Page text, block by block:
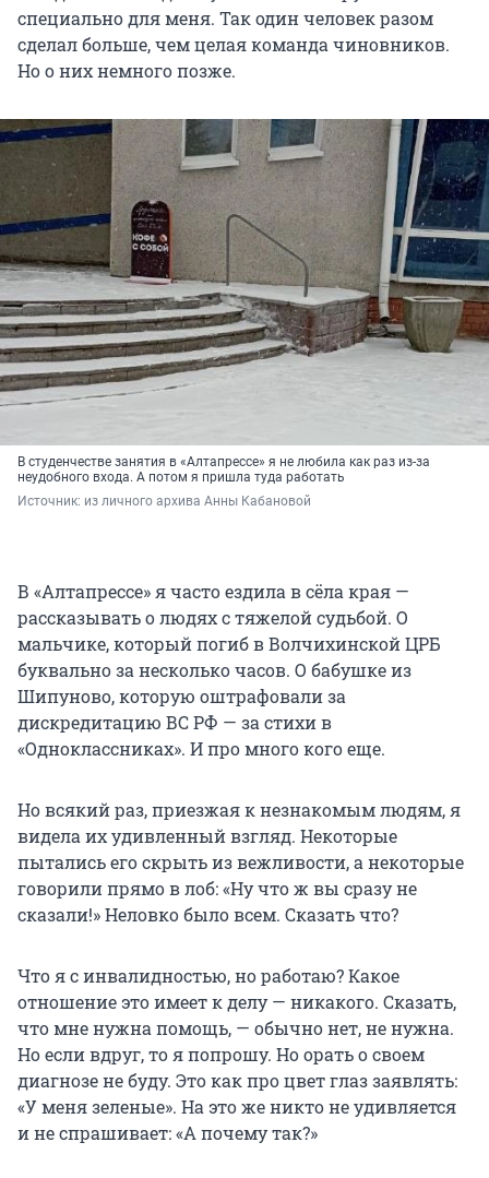
специально для меня. Так один человек разом
сделал больше, чем целая команда чиновников.
Но о них немного позже.
В студенчестве занятия в «Алтапрессе» я не любила как раз из-за
неудобного входа. А потом я пришла туда работать
Источник: из личного архива Анны Кабановой
В «Алтапрессе» я часто ездила в сёла края —
рассказывать о людях с тяжелой судьбой. О
мальчике, который погиб в Волчихинской ЦРБ
буквально за несколько часов. О бабушке из
Шипуново, которую оштрафовали за
дискредитацию ВС РФ — за стихи в
«Одноклассниках». И про много кого еще.
Но всякий раз, приезжая к незнакомым людям, я
видела их удивленный взгляд. Некоторые
пытались его скрыть из вежливости, а некоторые
говорили прямо в лоб: «Ну что ж вы сразу не
сказали!» Неловко было всем. Сказать что?
Что я с инвалидностью, но работаю? Какое
отношение это имеет к делу — никакого. Сказать,
что мне нужна помощь, — обычно нет, не нужна.
Но если вдруг, то я попрошу. Но орать о своем
диагнозе не буду. Это как про цвет глаз заявлять:
«У меня зеленые». На это же никто не удивляется
и не спрашивает: «А почему так?»